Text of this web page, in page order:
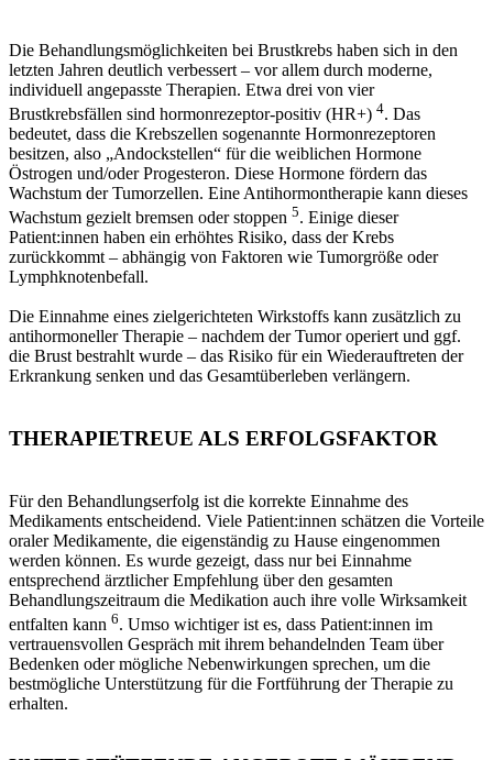
Die Behandlungsmöglichkeiten bei Brustkrebs haben sich in den
letzten Jahren deutlich verbessert – vor allem durch moderne,
individuell angepasste Therapien. Etwa drei von vier
Brustkrebsfällen sind hormonrezeptor-positiv (HR+) 4. Das
bedeutet, dass die Krebszellen sogenannte Hormonrezeptoren
besitzen, also „Andockstellen“ für die weiblichen Hormone
Östrogen und/oder Progesteron. Diese Hormone fördern das
Wachstum der Tumorzellen. Eine Antihormontherapie kann dieses
Wachstum gezielt bremsen oder stoppen 5. Einige dieser
Patient:innen haben ein erhöhtes Risiko, dass der Krebs
zurückkommt – abhängig von Faktoren wie Tumorgröße oder
Lymphknotenbefall.
Die Einnahme eines zielgerichteten Wirkstoffs kann zusätzlich zu
antihormoneller Therapie – nachdem der Tumor operiert und ggf.
die Brust bestrahlt wurde – das Risiko für ein Wiederauftreten der
Erkrankung senken und das Gesamtüberleben verlängern.
THERAPIETREUE ALS ERFOLGSFAKTOR
Für den Behandlungserfolg ist die korrekte Einnahme des
Medikaments entscheidend. Viele Patient:innen schätzen die Vorteile
oraler Medikamente, die eigenständig zu Hause eingenommen
werden können. Es wurde gezeigt, dass nur bei Einnahme
entsprechend ärztlicher Empfehlung über den gesamten
Behandlungszeitraum die Medikation auch ihre volle Wirksamkeit
entfalten kann 6. Umso wichtiger ist es, dass Patient:innen im
vertrauensvollen Gespräch mit ihrem behandelnden Team über
Bedenken oder mögliche Nebenwirkungen sprechen, um die
bestmögliche Unterstützung für die Fortführung der Therapie zu
erhalten.